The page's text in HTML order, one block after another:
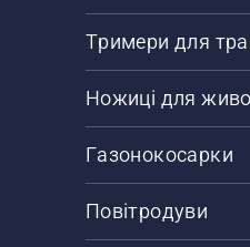
Тримери для
Ножиці для
Газонокосарки
Повітродуви